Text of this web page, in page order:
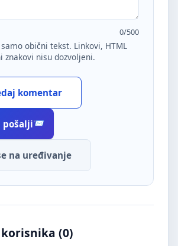
0/500
obični tekst. Linkovi, HTML
znakovi nisu dozvoljeni.
komentar
pošalji
na uređivanje
(0)